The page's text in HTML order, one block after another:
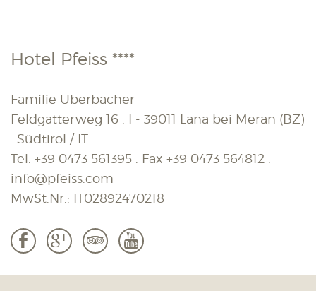
Hotel Pfeiss ****
Familie Überbacher
Feldgatterweg 16 . I - 39011 Lana bei Meran (BZ)
. Südtirol / IT
Tel. +39 0473 561395 . Fax +39 0473 564812
info@pfeiss.com
MwSt.Nr.: IT02892470218
b c 3 r